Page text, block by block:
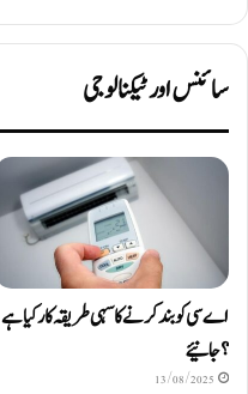
سائنس اور ٹیکنالوجی
اے سی کو بند کرنے کا سہی طریقہ کار کیا ہے
؟ جانیئے
13/08/2025